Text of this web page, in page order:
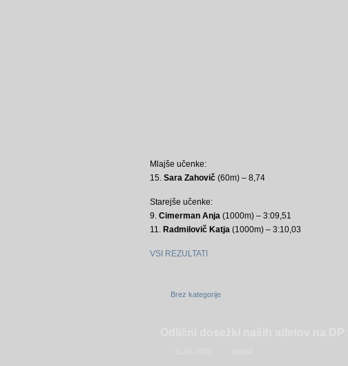
Mlajše učenke:
15. Sara Zahovič (60m) – 8,74
Starejše učenke:
9. Cimerman Anja (1000m) – 3:09,51
11. Radmilovič Katja (1000m) – 3:10,03
VSI REZULTATI
Brez kategorije